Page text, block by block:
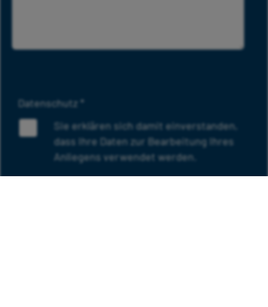
Datenschutz *
Sie erklären sich damit einverstanden,
dass Ihre Daten zur Bearbeitung Ihres
Anliegens verwendet werden.
Weitere Informationen finden Sie in unserer